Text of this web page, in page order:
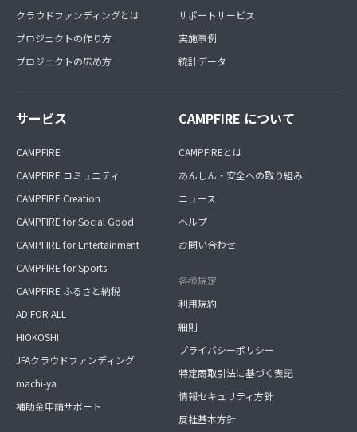
クラウドファンディングとは
プロジェクトの作り方
プロジェクトの広め方
サポートサービス
実施事例
統計データ
サービス
CAMPFIRE
CAMPFIRE コミュニティ
CAMPFIRE Creation
CAMPFIRE for Social Good
CAMPFIRE for Entertainment
CAMPFIRE for Sports
CAMPFIRE ふるさと納税
AD FOR ALL
HIOKOSHI
JFAクラウドファンディング
machi-ya
補助金申請サポート
CAMPFIRE について
CAMPFIREとは
あんしん・安全への取り組み
ニュース
ヘルプ
お問い合わせ
各種規定
利用規約
細則
プライバシーポリシー
特定商取引法に基づく表記
情報セキュリティ方針
反社基本方針